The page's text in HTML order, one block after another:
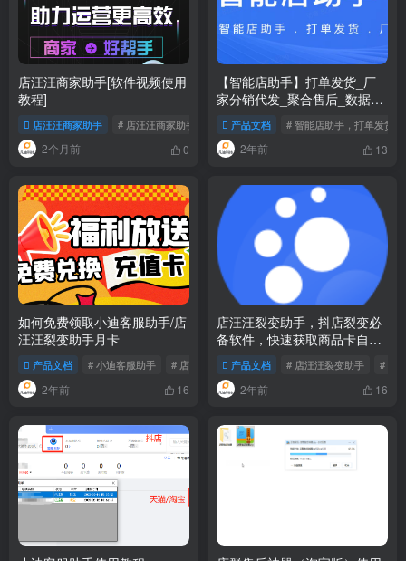
店汪汪商家助手[软件视频使用
教程]
店汪汪商家助手 # 店汪汪商家助手
2个月前 0
【智能店助手】打单发货_厂
家分销代发_聚合售后_数据大
屏_财务对账等强大抖店发货
工具产品文档 # 智能店助手，打单发货
2年前 13
如何免费领取小迪客服助手/店
汪汪裂变助手月卡
产品文档 # 小迪客服助手 # 店汪汪裂变助 # 免费领充值卡
2年前 16
店汪汪裂变助手，抖店裂变必
备软件，快速获取商品卡自然
流量 工具使用教程
产品文档 # 店汪汪裂变助手 # 店
2年前 16